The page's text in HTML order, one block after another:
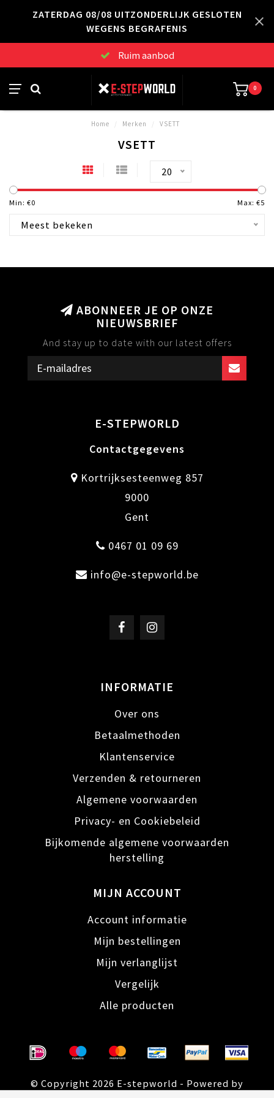
ZATERDAG 08/08 UITZONDERLIJK GESLOTEN
WEGENS BEGRAFENIS
Ruim aanbod
0
Home Merken VSETT
VSETT
20
Min: €0 Max: €5
Meest bekeken
ABONNEER JE OP ONZE
NIEUWSBRIEF
And stay up to date with our latest offers
E-STEPWORLD
Contactgegevens
Kortrijksesteenweg 857
9000
Gent
0467 01 09 69
info@e-stepworld.be
INFORMATIE
Over ons
Betaalmethoden
Klantenservice
Verzenden & retourneren
Algemene voorwaarden
Privacy- en Cookiebeleid
Bijkomende algemene voorwaarden
herstelling
MIJN ACCOUNT
Account informatie
Mijn bestellingen
Mijn verlanglijst
Vergelijk
Alle producten
© Copyright 2026 E-stepworld - Powered by